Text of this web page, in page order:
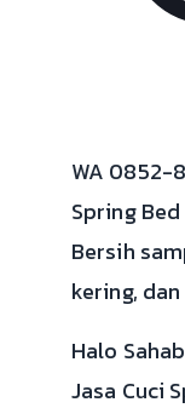
WA 0852-
Spring
Bersih
kering,
Halo
Jasa Cuci